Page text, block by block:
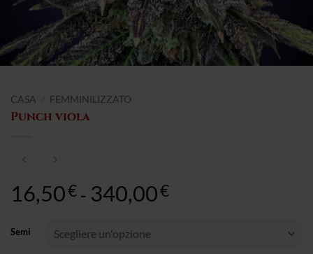
CASA FEMMINILIZZATO
Punch viola
16,50€ - 340,00€Fascia
Semi